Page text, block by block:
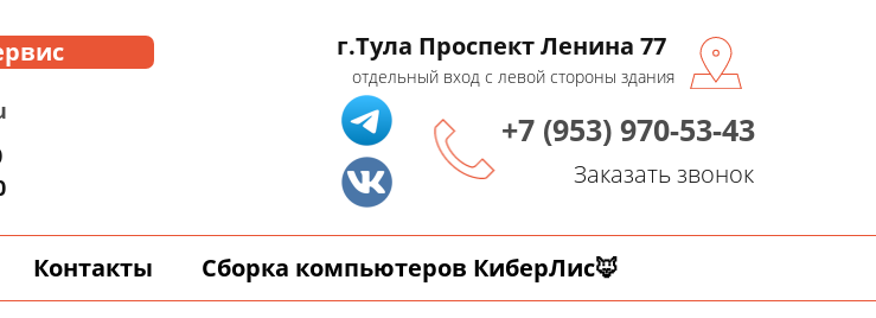
Заказать звонок
+7 (953) 970-53-43
г.Тула Проспект Ленина 77
отдельный вход с левой стороны здания
Контакты Сборка компьютеров КиберЛис🦊